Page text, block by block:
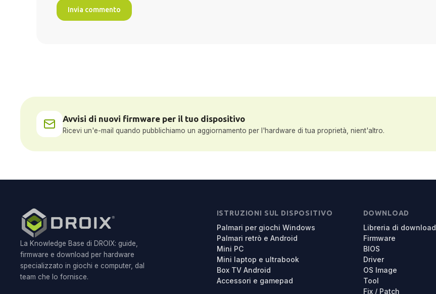
Avvisi di nuovi firmware per il tuo dispositivo
Ricevi un'e-mail quando pubblichiamo un aggiornamento per l'hardware di tua proprietà, nient'altro.
La Knowledge Base di DROIX: guide,
firmware e download per hardware
specializzato in giochi e computer, dal
team che lo fornisce.
ISTRUZIONI SUL DISPOSITIVO
Palmari per giochi Windows
Palmari retrò e Android
Mini PC
Mini laptop e ultrabook
Box TV Android
Accessori e gamepad
DOWNLOAD
Libreria di download
Firmware
BIOS
Driver
OS Image
Tool
Fix / Patch